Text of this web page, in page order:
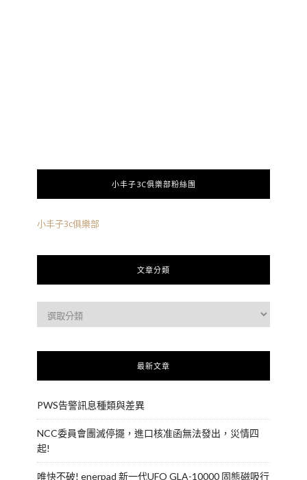
小丰子3C俱樂部粉絲團
小丰子3c俱樂部
文章分類
最新文章
PWS告警訊息種類與差異
NCC委員會團滅停擺，進口核准函無法發出，災情四
起!
唯快不破! enerpad 新一代UFO GLA-10000 固態磁吸行